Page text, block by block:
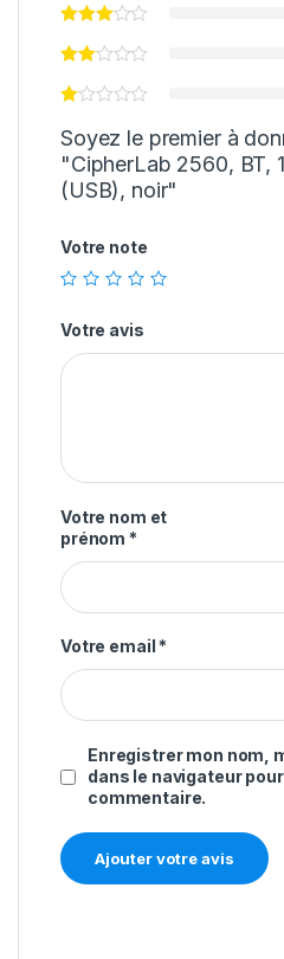
Soyez le premier à
"CipherLab 2560, BT,
(USB), noir"
Votre note
Votre avis
Votre nom et
prénom *
Votre email *
Enregistrer mon nom,
dans le navigateur
commentaire.